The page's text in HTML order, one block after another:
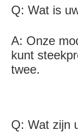
Q: Wat is
A: Onze
kunt
twee.
Q: Wat zijn